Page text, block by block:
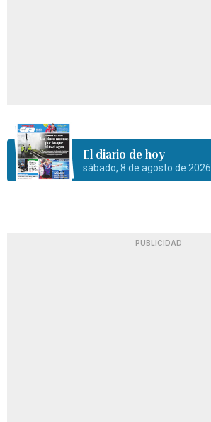
El diario de hoy
sábado, 8 de agosto de 2026
PUBLICIDAD